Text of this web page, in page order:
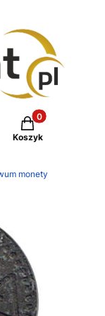
Produkty w
Koszyk
monety